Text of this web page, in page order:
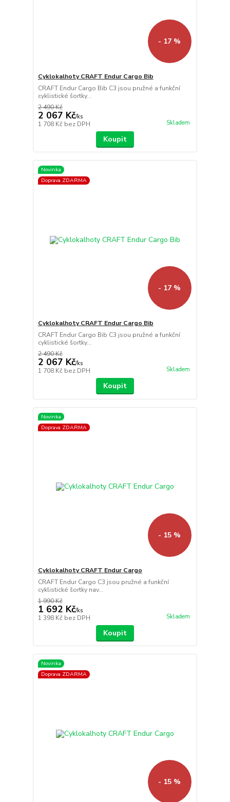
- 17 %
Cyklokalhoty CRAFT Endur Cargo Bib
CRAFT Endur Cargo Bib C3 jsou pružné a funkční
cyklistické šortky...
2 490 Kč
2 067 Kč/ks
1 708 Kč bez DPH Skladem
Koupit
Novinka
Doprava ZDARMA
- 17 %
Cyklokalhoty CRAFT Endur Cargo Bib
CRAFT Endur Cargo Bib C3 jsou pružné a funkční
cyklistické šortky...
2 490 Kč
2 067 Kč/ks
1 708 Kč bez DPH Skladem
Koupit
Novinka
Doprava ZDARMA
- 15 %
Cyklokalhoty CRAFT Endur Cargo
CRAFT Endur Cargo C3 jsou pružné a funkční
cyklistické šortky nav...
1 990 Kč
1 692 Kč/ks
1 398 Kč bez DPH Skladem
Koupit
Novinka
Doprava ZDARMA
- 15 %